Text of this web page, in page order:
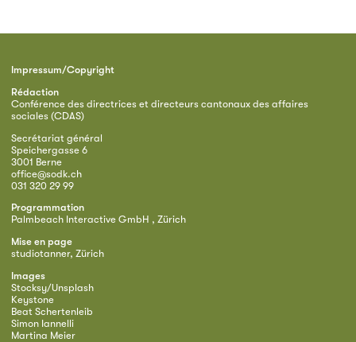
Impressum/Copyright
Rédaction
Conférence des directrices et directeurs cantonaux des affaires
sociales (CDAS)
Secrétariat général
Speichergasse 6
3001 Berne
office@sodk.ch
031 320 29 99
Programmation
Palmbeach Interactive GmbH , Zürich
Mise en page
studiotanner, Zürich
Images
Stocksy/Unsplash
Keystone
Beat Schertenleib
Simon Iannelli
Martina Meier